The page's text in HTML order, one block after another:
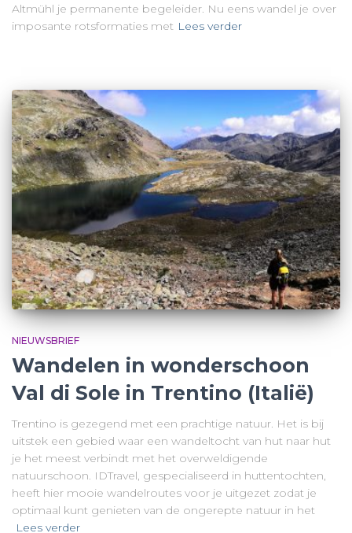
Altmühl je permanente begeleider. Nu eens wandel je over
imposante rotsformaties met Lees verder
NIEUWSBRIEF
Wandelen in wonderschoon
Val di Sole in Trentino (Italië)
Trentino is gezegend met een prachtige natuur. Het is bij
uitstek een gebied waar een wandeltocht van hut naar hut
je het meest verbindt met het overweldigende
natuurschoon. IDTravel, gespecialiseerd in huttentochten,
heeft hier mooie wandelroutes voor je uitgezet zodat je
optimaal kunt genieten van de ongerepte natuur in het
Lees verder